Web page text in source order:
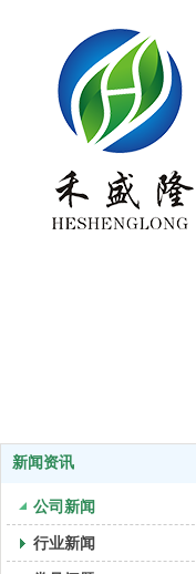
新闻资讯
公司新闻
行业新闻